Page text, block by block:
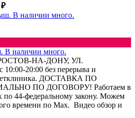
₽
В наличии много.
НА-ДОНУ, УЛ.
20:00 без перерыва и
ДОСТАВКА ПО
ПО ДОГОВОРУ! Работаем в
по 44-федеральному закону. Можем
времени по Max. Видео обзор и